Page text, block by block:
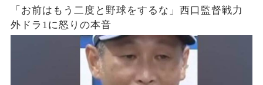
「お前はもう二度と野球をするな」西口監督戦力
外ドラ1に怒りの本音